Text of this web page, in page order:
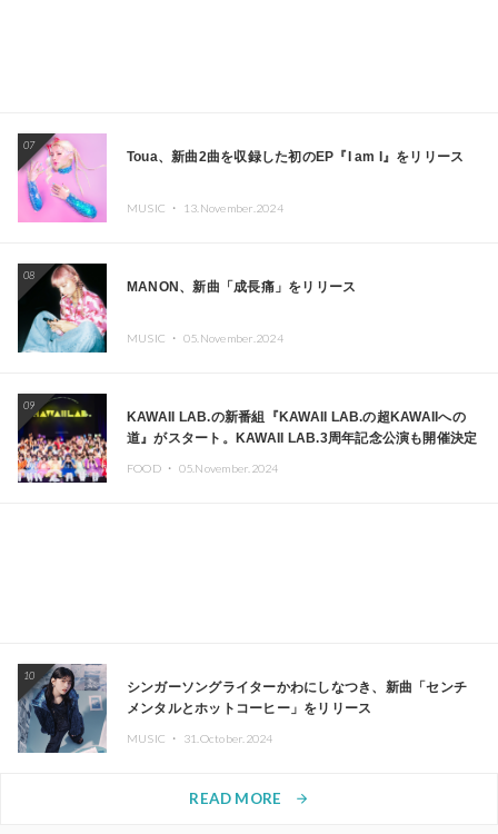
07
Toua、新曲2曲を収録した初のEP『I am I』をリリース
MUSIC ・ 13.November.2024
08
MANON、新曲「成長痛」をリリース
MUSIC ・ 05.November.2024
09
KAWAII LAB.の新番組『KAWAII LAB.の超KAWAIIへの
道』がスタート。KAWAII LAB.3周年記念公演も開催決定
FOOD ・ 05.November.2024
10
シンガーソングライターかわにしなつき、新曲「センチ
メンタルとホットコーヒー」をリリース
MUSIC ・ 31.October.2024
READ MORE arrow_forward